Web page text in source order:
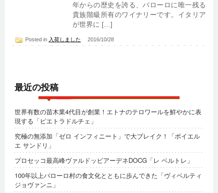
年からの歴史を誇る、バローロに唯一残る
貴族階級所有のワイナリーです。イタリア
が世界に […]
Posted in 入荷しました 2016/10/28
最近の投稿
世界有数の苗木業4代目が創業！エトナのテロワールを鮮やかに表
現する「ピエトラドルチェ」
究極の無添加「ゼロ インフィニート」で大ブレイク！「ポイエル
エ サンドリ」
プロセッコ最高峰ヴァルドッビアーデネDOCG「レ ベルトレ」
100年以上バローロ村の食文化とともに歩んできた「ヴィベルティ
ジョヴァンニ」